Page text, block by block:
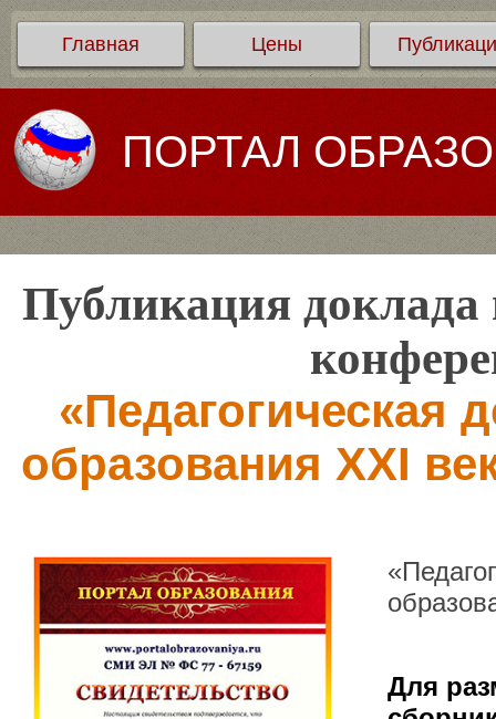
Главная Цены
ПОРТАЛ
Публикация доклада
«Педагогическая
образования XXI
Для